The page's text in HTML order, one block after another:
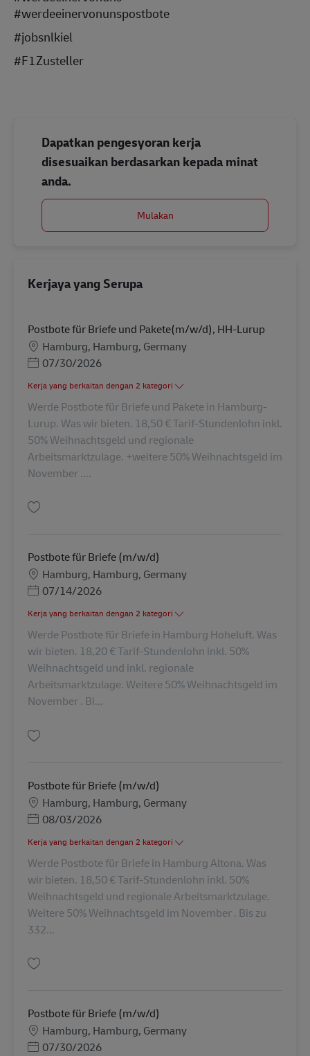
#werdeeinervonunspostbote
#jobsnlkiel
#F1Zusteller
Dapatkan pengesyoran kerja
disesuaikan berdasarkan kepada minat
anda.
Mulakan
Kerjaya yang Serupa
Postbote für Briefe und Pakete(m/w/d), HH-Lurup
LokasiHamburg, Hamburg, Germany
Posted Date
07/30/2026
Kerja yang berkaitan dengan 2 kategori
Werde Postbote für Briefe und Pakete in Hamburg-
Lurup. Was wir bieten. 18,50 € Tarif-Stundenlohn inkl.
50% Weihnachtsgeld und regionale
Arbeitsmarktzulage. +weitere 50% Weihnachtsgeld im
November ....
Postbote für Briefe (m/w/d)
LokasiHamburg, Hamburg, Germany
Posted Date
07/14/2026
Kerja yang berkaitan dengan 2 kategori
Werde Postbote für Briefe in Hamburg Hoheluft. Was
wir bieten. 18,20 € Tarif-Stundenlohn inkl. 50%
Weihnachtsgeld und inkl. regionale
Arbeitsmarktzulage. Weitere 50% Weihnachtsgeld im
November . Bi...
Postbote für Briefe (m/w/d)
LokasiHamburg, Hamburg, Germany
Posted Date
08/03/2026
Kerja yang berkaitan dengan 2 kategori
Werde Postbote für Briefe in Hamburg Altona. Was
wir bieten. 18,50 € Tarif-Stundenlohn inkl. 50%
Weihnachtsgeld und regionale Arbeitsmarktzulage.
Weitere 50% Weihnachtsgeld im November . Bis zu
332...
Postbote für Briefe (m/w/d)
LokasiHamburg, Hamburg, Germany
Posted Date
07/30/2026